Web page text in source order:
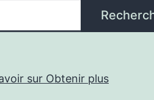
sur Obtenir plus